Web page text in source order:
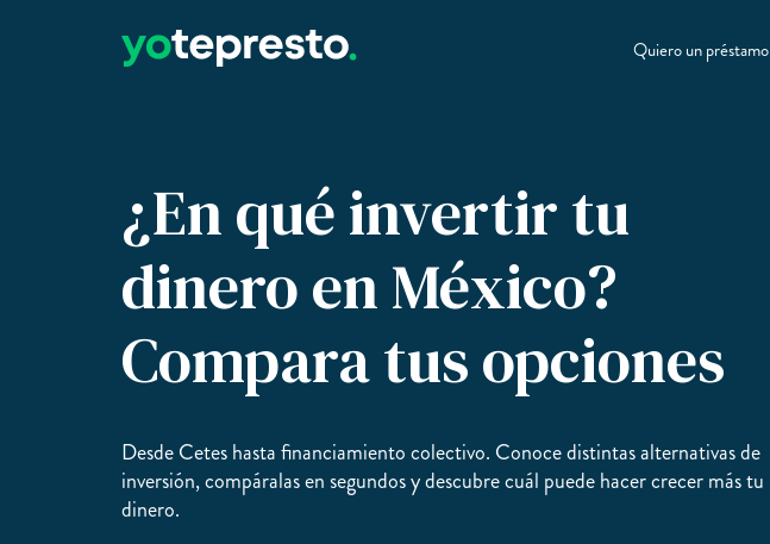
Quiero un préstamo
¿En qué invertir tu
dinero en México?
Compara tus opciones
Desde Cetes hasta financiamiento colectivo. Conoce distintas alternativas de
inversión, compáralas en segundos y descubre cuál puede hacer crecer más tu
dinero.